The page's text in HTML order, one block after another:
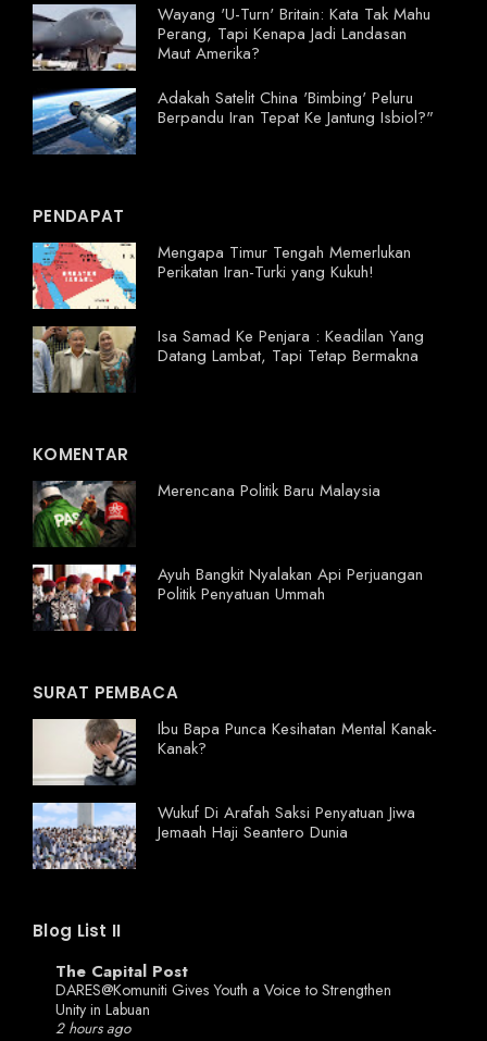
Wayang 'U-Turn' Britain: Kata Tak Mahu
Perang, Tapi Kenapa Jadi Landasan
Maut Amerika?
Adakah Satelit China 'Bimbing' Peluru
Berpandu Iran Tepat Ke Jantung Isbiol?"
PENDAPAT
Mengapa Timur Tengah Memerlukan
Perikatan Iran-Turki yang Kukuh!
Isa Samad Ke Penjara : Keadilan Yang
Datang Lambat, Tapi Tetap Bermakna
KOMENTAR
Merencana Politik Baru Malaysia
Ayuh Bangkit Nyalakan Api Perjuangan
Politik Penyatuan Ummah
SURAT PEMBACA
Ibu Bapa Punca Kesihatan Mental Kanak-
Kanak?
Wukuf Di Arafah Saksi Penyatuan Jiwa
Jemaah Haji Seantero Dunia
Blog List II
The Capital Post
DARES@Komuniti Gives Youth a Voice to Strengthen
Unity in Labuan
2 hours ago